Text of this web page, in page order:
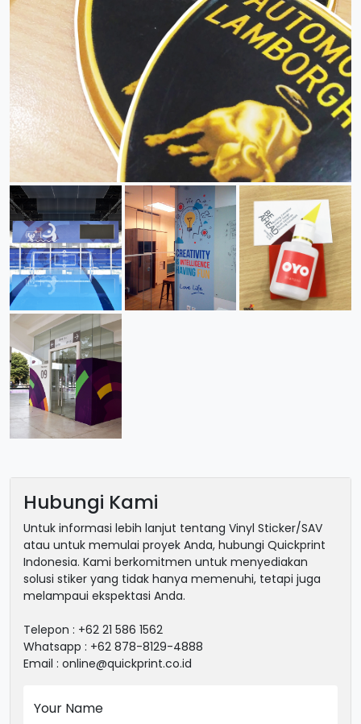
Hubungi Kami
Untuk informasi lebih lanjut tentang Vinyl Sticker/SAV
atau untuk memulai proyek Anda, hubungi Quickprint
Indonesia. Kami berkomitmen untuk menyediakan
solusi stiker yang tidak hanya memenuhi, tetapi juga
melampaui ekspektasi Anda.
Telepon : +62 21 586 1562
Whatsapp : +62 878-8129-4888
Email : online@quickprint.co.id
Your Name